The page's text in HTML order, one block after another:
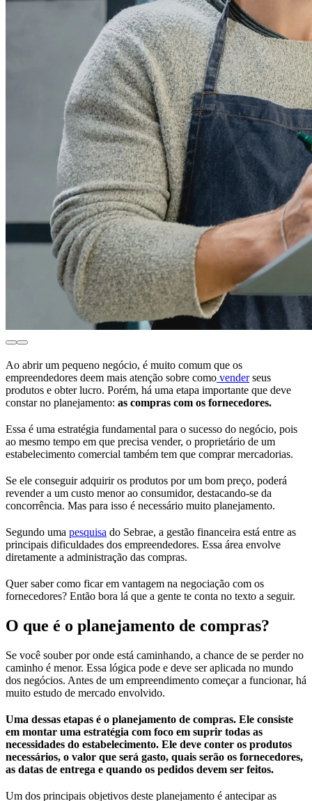
Ao abrir um pequeno negócio, é muito comum que os
empreendedores deem mais atenção sobre como venderseus
produtos e obter lucro. Porém, há uma etapa importante que deve
constar no planejamento: as compras com os fornecedores.
Essa é uma estratégia fundamental para o sucesso do negócio, pois
ao mesmo tempo em que precisa vender, o proprietário de um
estabelecimento comercial também tem que comprar mercadorias.
Se ele conseguir adquirir os produtos por um bom preço, poderá
revender a um custo menor ao consumidor, destacando-se da
concorrência. Mas para isso é necessário muito planejamento.
Segundo uma pesquisa do Sebrae, a gestão financeira está entre as
principais dificuldades dos empreendedores. Essa área envolve
diretamente a administração das compras.
Quer saber como ficar em vantagem na negociação com os
fornecedores? Então bora lá que a gente te conta no texto a seguir.
O que é o planejamento de compras?
Se você souber por onde está caminhando, a chance de se perder no
caminho é menor. Essa lógica pode e deve ser aplicada no mundo
dos negócios. Antes de um empreendimento começar a funcionar, há
muito estudo de mercado envolvido.
Uma dessas etapas é o planejamento de compras. Ele consiste
em montar uma estratégia com foco em suprir todas as
necessidades do estabelecimento. Ele deve conter os produtos
necessários, o valor que será gasto, quais serão os fornecedores,
as datas de entrega e quando os pedidos devem ser feitos.
Um dos principais objetivos deste planejamento é antecipar as